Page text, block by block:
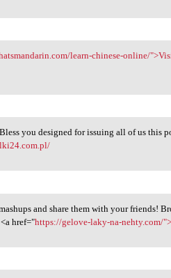
learn-chinese-online/
Bless
you designed for issuing all of us this
mashups
and share them with your friends!
href="https://gelove-laky-na-nehty.com/